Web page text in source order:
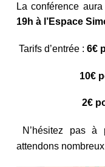
La conférence
19h à l’Espace
Tarifs d’entrée : 6€
10€ pour
2€ pour les
N’hésitez pas à
attendons